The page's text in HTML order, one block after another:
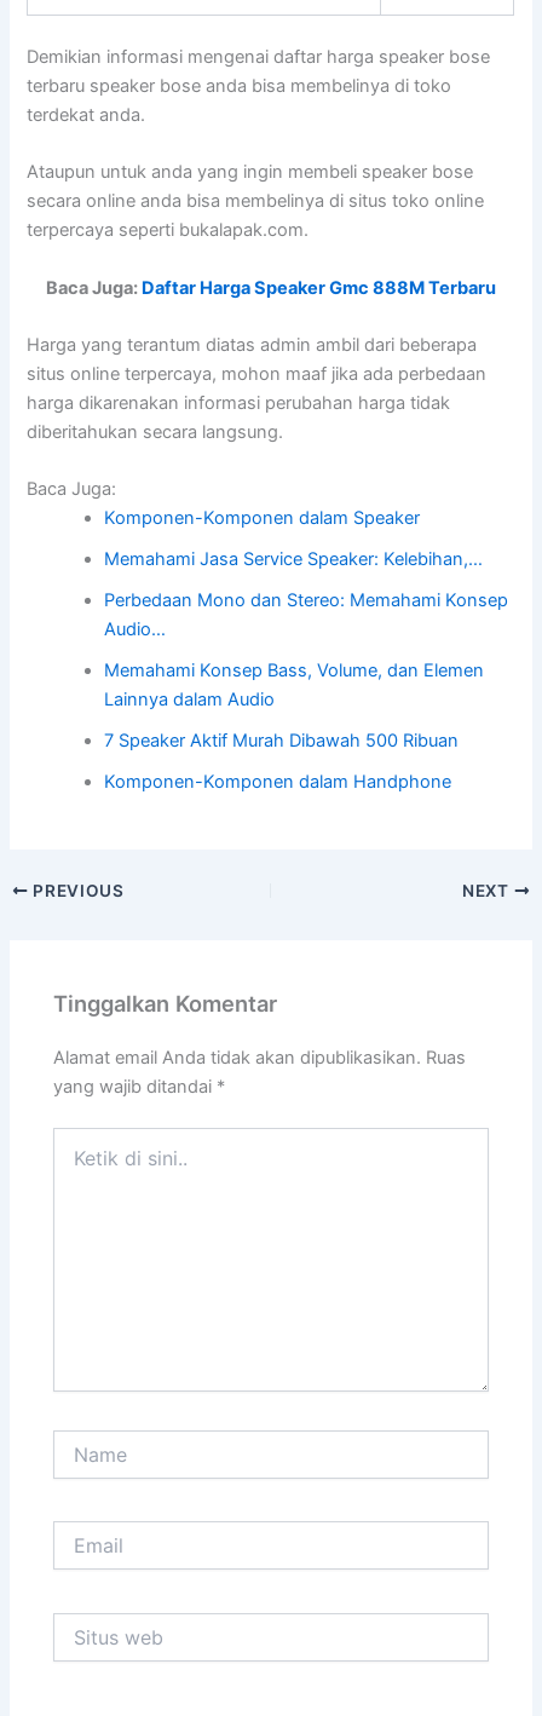
Demikian informasi mengenai daftar harga speaker bose
terbaru speaker bose anda bisa membelinya di toko
terdekat anda.
Ataupun untuk anda yang ingin membeli speaker bose
secara online anda bisa membelinya di situs toko online
terpercaya seperti bukalapak.com.
Baca Juga: Daftar Harga Speaker Gmc 888M Terbaru
Harga yang terantum diatas admin ambil dari beberapa
situs online terpercaya, mohon maaf jika ada perbedaan
harga dikarenakan informasi perubahan harga tidak
diberitahukan secara langsung.
Baca Juga:
Komponen-Komponen dalam Speaker
Memahami Jasa Service Speaker: Kelebihan,…
Perbedaan Mono dan Stereo: Memahami Konsep
Audio…
Memahami Konsep Bass, Volume, dan Elemen
Lainnya dalam Audio
7 Speaker Aktif Murah Dibawah 500 Ribuan
Komponen-Komponen dalam Handphone
PREVIOUS NEXT
Tinggalkan Komentar
Alamat email Anda tidak akan dipublikasikan. Ruas
yang wajib ditandai *
web